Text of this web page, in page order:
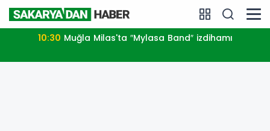
10:30 Muğla Milas'ta ″Mylasa Band″ izdihamı